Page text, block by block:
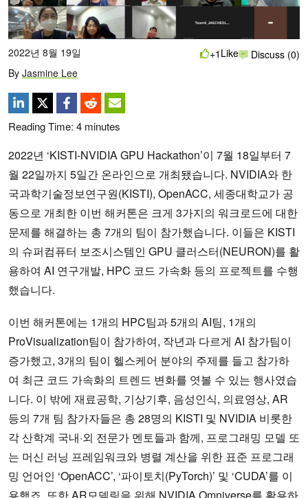
2022년 8월 19일
By Jasmine Lee
+1 Like Discuss (0)
Reading Time: 4 minutes
2022년 ‘KISTI-NVIDIA GPU Hackathon’이 7월 18일부터 7
월 22일까지 5일간 온라인으로 개최됐습니다. NVIDIA와 한
국과학기술정보연구원(KISTI), OpenACC, 세종대학교가 공
동으로 개최한 이번 해커톤은 크게 3가지의 워크로드에 대한
문제를 해결하는 총 7개의 팀이 참가했습니다. 이들은 KISTI
의 슈퍼컴퓨터 보조시스템인 GPU 클러스터(NEURON)를 활
용하여 AI 연구개발, HPC 코드 가속화 등의 프로젝트를 수행
했습니다.
이번 해커톤에는 1개의 HPC팀과 5개의 AI팀, 1개의
ProVisualization팀이 참가하여, 작년과 다르게 AI 참가팀이
증가했고, 3개의 팀이 헬스케어 분야의 주제를 들고 참가하
여 최근 코드 가속화의 트렌드 변화를 엿볼 수 있는 행사였습
니다. 이 밖에 재료공학, 기상기후, 음성인식, 의료영상, AR
등의 7개 팀 참가자들은 총 28명의 KISTI 및 NVIDIA 비롯한
각 산학계 국내·외 전문가 멘토들과 함께, 프로그래밍 모델 또
는 머신 러닝 프레임워크와 병렬 계산을 위한 표준 프로그래
밍 언어인 ‘OpenACC’, ‘파이토치(PyTorch)’ 및 ‘CUDA’를 이